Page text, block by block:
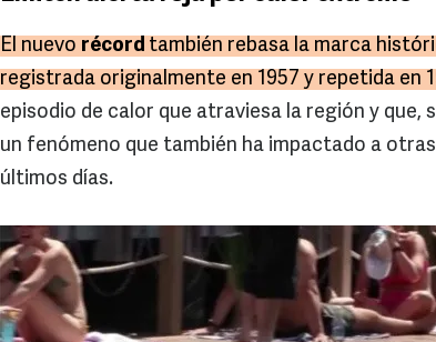
El nuevo récord también rebasa la marca
registrada originalmente en 1957 y repetida en
episodio de calor que atraviesa la región y
un fenómeno que también ha impactado a otras
últimos días.